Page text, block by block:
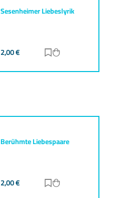
Sesenheimer Liebeslyrik
2,00€ Zur Merkliste
Berühmte Liebespaare
2,00€ Zur Merkliste